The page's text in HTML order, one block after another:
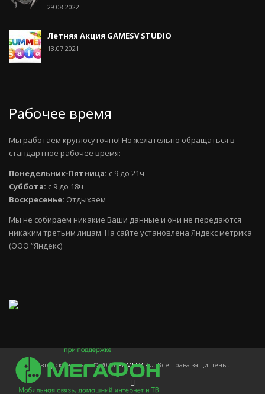
29.08.2022
Летняя Акция GAMESV STUDIO
13.07.2021
Рабочее время
Мы работаем круглосуточно! Но желательно обращаться в
стандартное рабочее время:
Понедельник-Пятница: с 9 до 21ч
Суббота: с 9 до 18ч
Воскресенье: Отдыхаем
Мы не собираем никакие Ваши данные и они не передаются
никаким третьим лицам. На сайте установлена Яндекс метрика
(ООО “Яндекс)
Авторское право © 2026GAMESV.RU . Все права защищены.